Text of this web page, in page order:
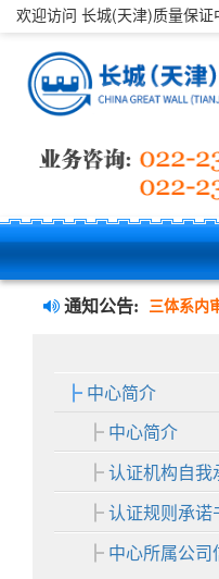
欢迎访问 长城(天津)质量保
通知公告:
、职业健康安全管理三体系内
中心简介
中心简介
认证机构自我
认证规则承诺
中心所属公司